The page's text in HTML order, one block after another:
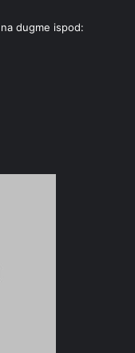
dugme ispod: